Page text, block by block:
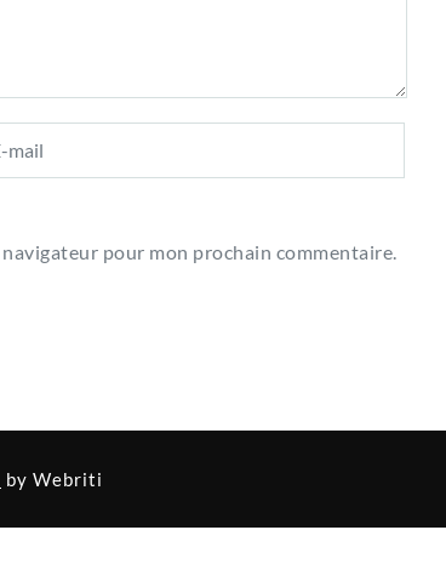
pour mon prochain commentaire.
by Webriti